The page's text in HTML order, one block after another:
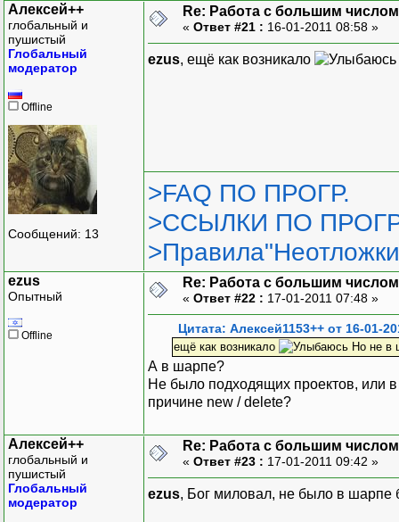
Алексей++
глобальный и
пушистый
Глобальный
модератор
Offline
Сообщений: 13
Re: Работа с большим
« Ответ #21 : 16-01-2011 08:58 »
ezus, ещё как возникало
>FAQ ПО ПРОГР.
>ССЫЛКИ ПО
ezus
Опытный
Offline
Re: Работа с большим
« Ответ #22 : 17-01-2011 07:48 »
Цитата: Алексей1153++ от 16-01-
ещё как возникало
Но не в
А в шарпе?
Не было подходящих проектов, или в
причине new / delete?
Алексей++
глобальный и
пушистый
Глобальный
модератор
Re: Работа с большим
« Ответ #23 : 17-01-2011 09:42 »
ezus, Бог миловал, не было в шарпе